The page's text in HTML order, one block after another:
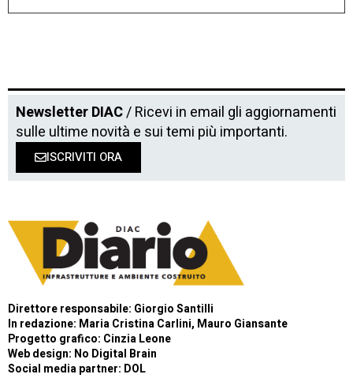
Newsletter DIAC/ Ricevi in email gli aggiornamenti
sulle ultime novità e sui temi più importanti.
ISCRIVITI ORA
Direttore responsabile: Giorgio Santilli
In redazione: Maria Cristina Carlini, Mauro Giansante
Progetto grafico: Cinzia Leone
Web design: No Digital Brain
Social media partner: DOL